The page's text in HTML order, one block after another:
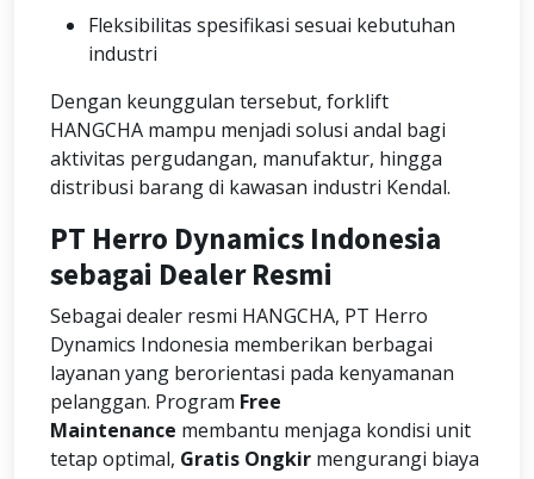
Fleksibilitas spesifikasi sesuai kebutuhan
industri
Dengan keunggulan tersebut, forklift
HANGCHA mampu menjadi solusi andal bagi
aktivitas pergudangan, manufaktur, hingga
distribusi barang di kawasan industri Kendal.
PT Herro Dynamics Indonesia
sebagai Dealer Resmi
Sebagai dealer resmi HANGCHA, PT Herro
Dynamics Indonesia memberikan berbagai
layanan yang berorientasi pada kenyamanan
pelanggan. Program Free
Maintenance membantu menjaga kondisi unit
tetap optimal, Gratis Ongkir mengurangi biaya